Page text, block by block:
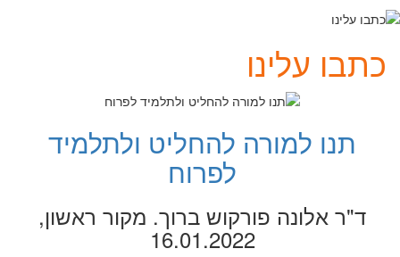
כתבו עלינו
תנו למורה להחליט ולתלמיד
לפרוח
ד"ר אלונה פורקוש ברוך. מקור ראשון,
16.01.2022